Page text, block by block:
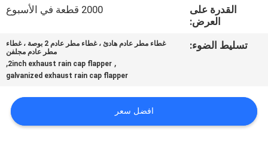
خريطة
الموقع
القدرة على
العرض:
2000 قطعة في الأسبوع
تسليط الضوء:
غطاء مطر عادم هادئ ، غطاء مطر عادم 2 بوصة ، غطاء
مطر عادم مجلفن
,
2inch exhaust rain cap flapper
,
galvanized exhaust rain cap flapper
افضل سعر